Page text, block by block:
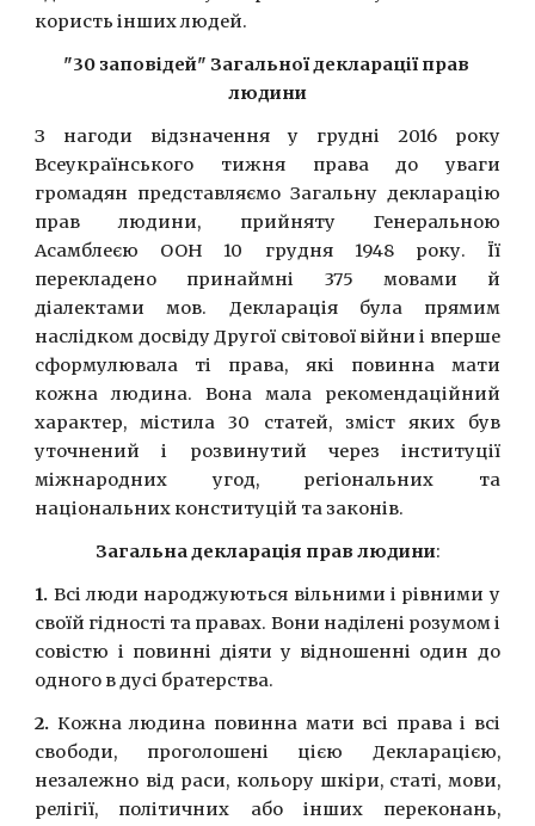
користь інших людей.
"30 заповідей" Загальної декларації прав
людини
З нагоди відзначення у грудні 2016 року
Всеукраїнського тижня права до уваги
громадян представляємо Загальну декларацію
прав людини, прийняту Генеральною
Асамблеєю ООН 10 грудня 1948 року. Її
перекладено принаймні 375 мовами й
діалектами мов. Декларація була прямим
наслідком досвіду Другої світової війни і вперше
сформулювала ті права, які повинна мати
кожна людина. Вона мала рекомендаційний
характер, містила 30 статей, зміст яких був
уточнений і розвинутий через інституції
міжнародних угод, регіональних та
національних конституцій та законів.
Загальна декларація прав людини:
1. Всi люди народжуються вiльними i рiвними у
своїй гiдностi та правах. Вони надiленi розумом i
совiстю i повиннi дiяти у вiдношеннi один до
одного в дусi братерства.
2. Кожна людина повинна мати всі права і всі
свободи, проголошені цією Декларацією,
незалежно від раси, кольору шкіри, статі, мови,
релігії, політичних або інших переконань,